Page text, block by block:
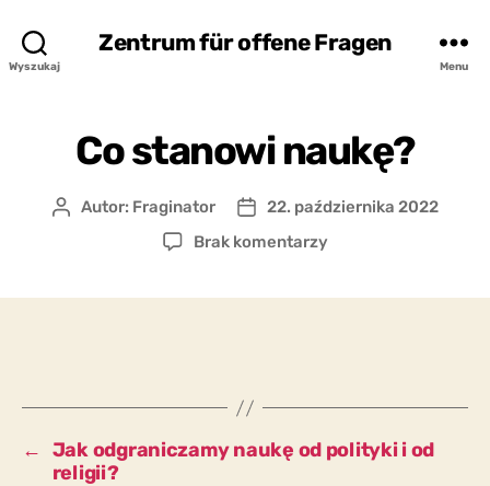
Wyszukaj
Zentrum für offene Fragen
Menu
Co stanowi naukę?
AutorAutor: Fraginator
Data
wpisu
22. października 2022
Brak komentarzydo
← Jak odgraniczamy naukę od polityki i od
religii?